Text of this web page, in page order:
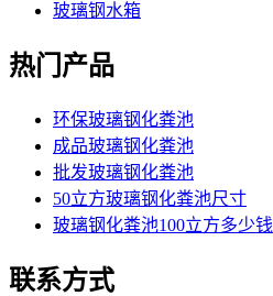
玻璃钢水箱
热门产品
环保玻璃钢化粪池
成品玻璃钢化粪池
批发玻璃钢化粪池
50立方玻璃钢化粪池尺寸
玻璃钢化粪池100立方多少钱
联系方式